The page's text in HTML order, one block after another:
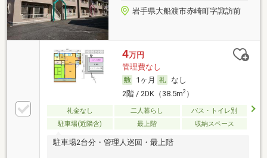
岩手県大船渡市赤崎町字諏訪前
4万円
管理費なし
1ヶ月
なし
2階 / 2DK（38.5m2）
礼金なし 二人暮らし
バス・トイレ別
駐車場(近隣含)
最上階 収納スペース
駐車場2台分・管理人巡回・最上階